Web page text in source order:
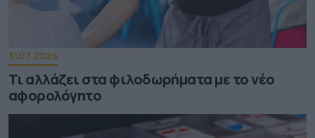
31.07.2026
Τι αλλάζει στα φιλοδωρήματα με το νέο
αφορολόγητο